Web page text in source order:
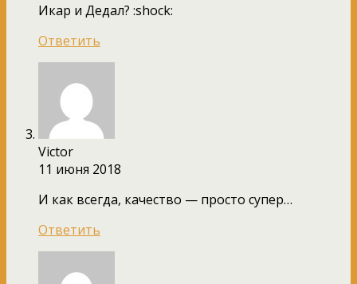
Икар и Дедал? :shock:
Ответить
Victor
11 июня 2018
И как всегда, качество — просто супер…
Ответить